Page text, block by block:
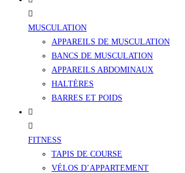
MUSCULATION
APPAREILS DE MUSCULATION
BANCS DE MUSCULATION
APPAREILS ABDOMINAUX
HALTÈRES
BARRES ET POIDS
FITNESS
TAPIS DE COURSE
VÉLOS D’APPARTEMENT